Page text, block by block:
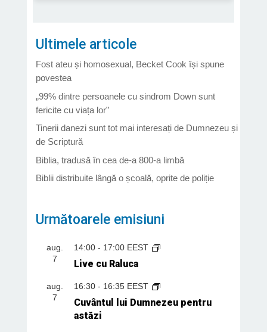
Ultimele articole
Fost ateu și homosexual, Becket Cook își spune
povestea
„99% dintre persoanele cu sindrom Down sunt
fericite cu viața lor”
Tinerii danezi sunt tot mai interesați de Dumnezeu și
de Scriptură
Biblia, tradusă în cea de-a 800-a limbă
Biblii distribuite lângă o școală, oprite de poliție
Următoarele emisiuni
aug.
7
14:00- 17:00 EEST
Live cu Raluca
aug.
7
16:30- 16:35 EEST
Cuvântul lui Dumnezeu pentru
astăzi